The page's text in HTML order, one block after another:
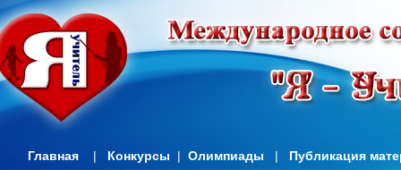
Главная | Конкурсы | Олимпиады | Публикация